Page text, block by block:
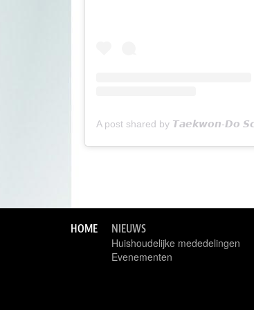
HOME NIEUWS
Huishoudelijke mededelingen
Evenementen